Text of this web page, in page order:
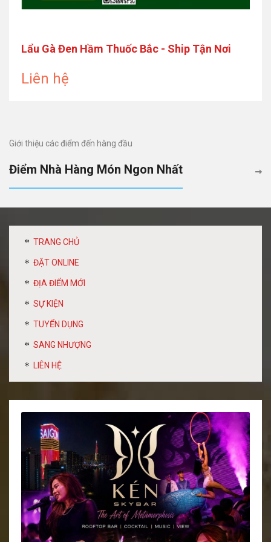
Lẩu Gà Đen Hầm Thuốc Bắc - Ship Tận Nơi
Liên hệ
Giới thiệu các điểm đến hàng đầu
Điểm Nhà Hàng Món Ngon Nhất
TRANG CHỦ
ĐẶT ONLINE
ĐỊA ĐIỂM MỚI
SỰ KIỆN
TUYỂN DỤNG
SANG NHƯỢNG
LIÊN HỆ